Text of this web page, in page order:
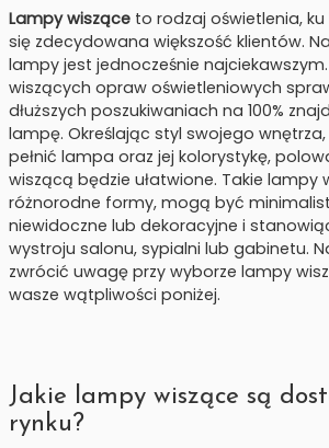
Lampy wiszące to rodzaj oświetlenia,
się zdecydowana większość klientów.
lampy jest jednocześnie
wiszących opraw oświetleniowych
dłuższych poszukiwaniach na 100%
lampę. Określając styl swojego
pełnić lampa oraz jej kolorystykę,
wiszącą będzie ułatwione. Takie lampy
różnorodne formy, mogą być
niewidoczne lub dekoracyjne i
wystroju salonu, sypialni lub gabinetu.
zwrócić uwagę przy wyborze lampy
wasze wątpliwości poniżej.
Jakie lampy wiszące są
rynku?